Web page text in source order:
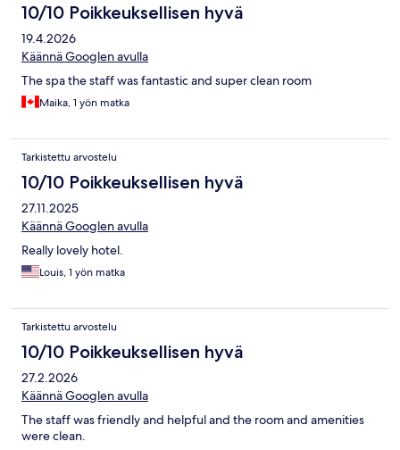
10/10 Poikkeuksellisen hyvä
19.4.2026
Käännä Googlen avulla
The spa the staff was fantastic and super clean room
Maika, 1 yön matka
Tarkistettu arvostelu
10/10 Poikkeuksellisen hyvä
27.11.2025
Käännä Googlen avulla
Really lovely hotel.
Louis, 1 yön matka
Tarkistettu arvostelu
10/10 Poikkeuksellisen hyvä
27.2.2026
Käännä Googlen avulla
The staff was friendly and helpful and the room and amenities
were clean.